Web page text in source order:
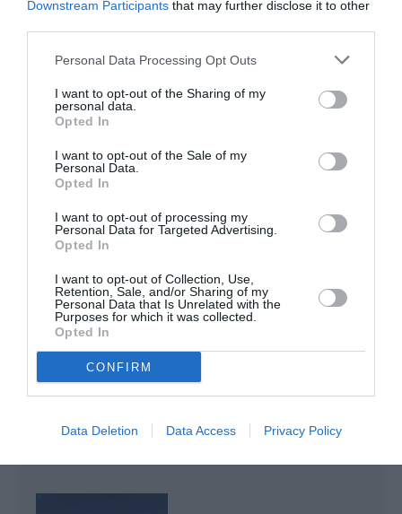
Downstream Participants that may further disclose it to other
Personal Data Processing Opt Outs
I want to opt-out of the Sharing of my
personal data.
Opted In
I want to opt-out of the Sale of my
Personal Data.
Opted In
I want to opt-out of processing my
Personal Data for Targeted Advertising.
Opted In
I want to opt-out of Collection, Use,
Retention, Sale, and/or Sharing of my
Personal Data that Is Unrelated with the
Purposes for which it was collected.
Opted In
CONFIRM
Data Deletion Data Access Privacy Policy
DERNIERS COMMENTAIRES
Mathématiquesa commenté l'article :
19 h 23 sans escale : le Boeing 777F de National
Airlines relie l’Écosse à l’Australie
Badissi novembria commenté l'article :
Nice–Corse : ces vols électriques qui se profilent à
l’horizon 2030
air france Beyrouth Liban